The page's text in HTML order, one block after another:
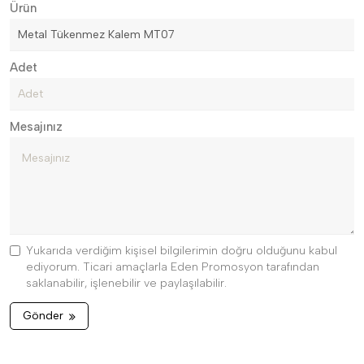
Ürün
Adet
Mesajınız
Yukarıda verdiğim kişisel bilgilerimin doğru olduğunu kabul
ediyorum. Ticari amaçlarla Eden Promosyon tarafından
saklanabilir, işlenebilir ve paylaşılabilir.
Gönder